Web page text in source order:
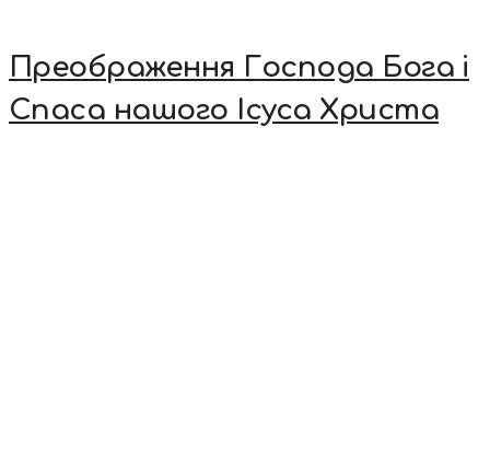
Преображення Господа Бога і
Спаса нашого Ісуса Христа